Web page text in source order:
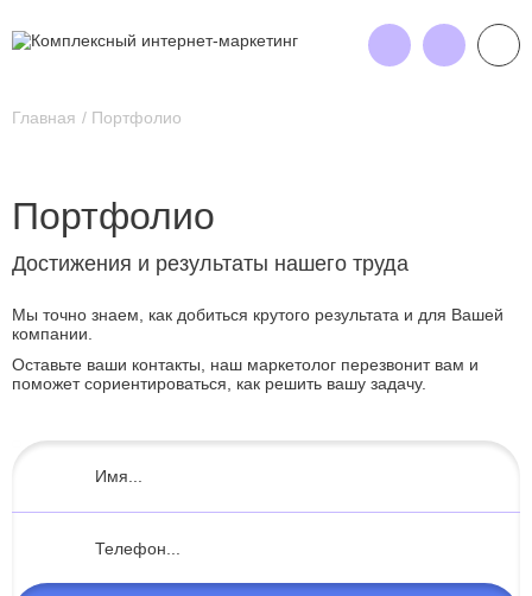
Главная Портфолио
Портфолио
Достижения и результаты нашего труда
Мы точно знаем, как добиться крутого результата и для Вашей
компании.
Оставьте ваши контакты, наш маркетолог перезвонит вам и
поможет сориентироваться, как решить вашу задачу.